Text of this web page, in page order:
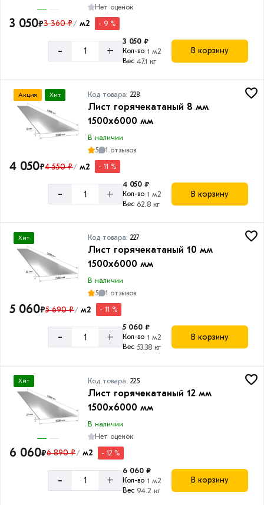
Нет оценок
3 050₽3 360 ₽/ м2 - 9 %
- +
3 050 ₽
Кол-во 1 м2
Вес 47.1 кг
В корзину
Акция Хит Код товара:228
Лист горячекатаный 8 мм
1500х6000 мм
В наличии
5
1 отзывов
4 050₽4 550 ₽/ м2 - 11 %
- +
4 050 ₽
Кол-во 1 м2
Вес 62.8 кг
В корзину
Хит Код товара:227
Лист горячекатаный 10 мм
1500х6000 мм
В наличии
5
1 отзывов
5 060₽5 690 ₽/ м2 - 11 %
- +
5 060 ₽
Кол-во 1 м2
Вес 53.38 кг
В корзину
Хит Код товара: 225
Лист горячекатаный 12 мм
1500х6000 мм
В наличии
Нет оценок
6 060₽6 890 ₽/ м2 - 12 %
- +
6 060 ₽
Кол-во 1 м2
Вес 94.2 кг
В корзину